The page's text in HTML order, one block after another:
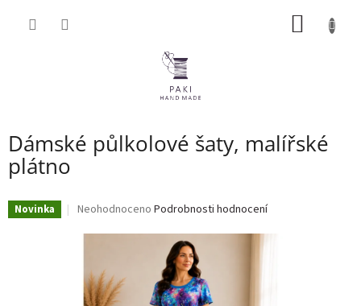
Dámské půlkolové šaty, malířské
plátno
Novinka
Průměrné
produktu
0,0
Neohodnoceno Podrobnosti hodnocení